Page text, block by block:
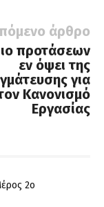
άρθρο
προτάσεων
εν όψει της
για
Κανονισμό
Εργασίας
2ο